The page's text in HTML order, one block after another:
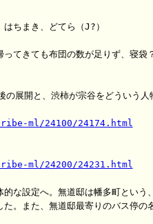
ちまき、どてら（J?）
ってきても布団の数が足りず、寝袋
の展開と、渋柿が宗谷をどういう人
ml/24100/24174.html
ml/24200/24231.html
的な設定へ。無道邸は幡多町という
。また、無道邸最寄りのバス停の